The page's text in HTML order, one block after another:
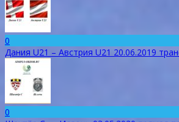
0
Дания U21 – Австрия U21 20.06.2019
0